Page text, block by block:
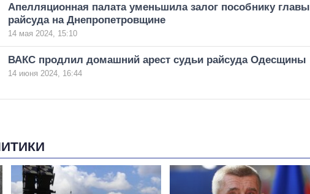
Апелляционная палата уменьшила залог пособнику главы
райсуда на Днепропетровщине
14 мая 2024, 15:10
ВАКС продлил домашний арест судьи райсуда Одесщины
14 июня 2024, 16:44